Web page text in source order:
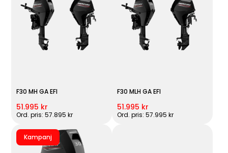
F30 MH GA EFI
51.995 kr
Ord. pris: 57.895 kr
F30 MLH GA EFI
51.995 kr
Ord. pris: 57.995 kr
Kampanj